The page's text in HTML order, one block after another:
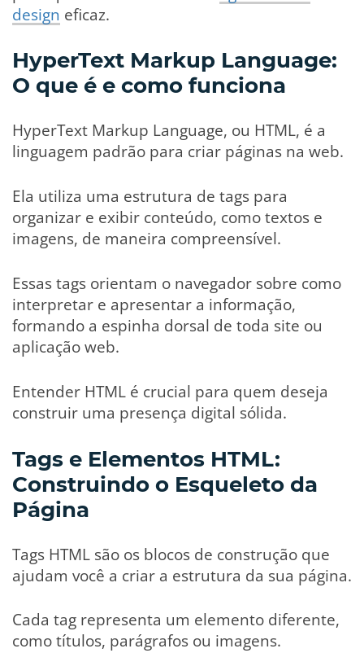
design eficaz.
HyperText Markup Language:
O que é e como funciona
HyperText Markup Language, ou HTML, é a
linguagem padrão para criar páginas na web.
Ela utiliza uma estrutura de tags para
organizar e exibir conteúdo, como textos e
imagens, de maneira compreensível.
Essas tags orientam o navegador sobre como
interpretar e apresentar a informação,
formando a espinha dorsal de toda site ou
aplicação web.
Entender HTML é crucial para quem deseja
construir uma presença digital sólida.
Tags e Elementos HTML:
Construindo o Esqueleto da
Página
Tags HTML são os blocos de construção que
ajudam você a criar a estrutura da sua página.
Cada tag representa um elemento diferente,
como títulos, parágrafos ou imagens.